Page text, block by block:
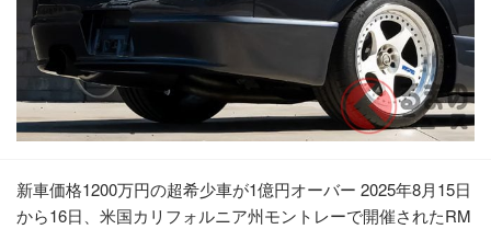
新車価格1200万円の超希少車が1億円オーバー 2025年8月15日
から16日、米国カリフォルニア州モントレーで開催されたRM